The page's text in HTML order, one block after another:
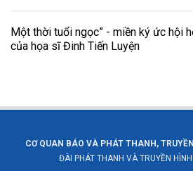
Một thời tuổi ngọc” - miền ký ức hội
của họa sĩ Đinh Tiến Luyện
CƠ QUAN BÁO VÀ PHÁT THANH,
ĐÀI PHÁT THANH VÀ TRUYỀN HÌNH